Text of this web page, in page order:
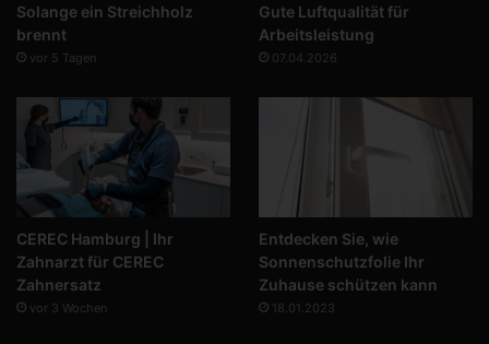
Solange ein Streichholz
brennt
vor 5 Tagen
Gute Luftqualität für
Arbeitsleistung
07.04.2026
CEREC Hamburg | Ihr
Zahnarzt für CEREC
Zahnersatz
vor 3 Wochen
Entdecken Sie, wie
Sonnenschutzfolie Ihr
Zuhause schützen kann
18.01.2023